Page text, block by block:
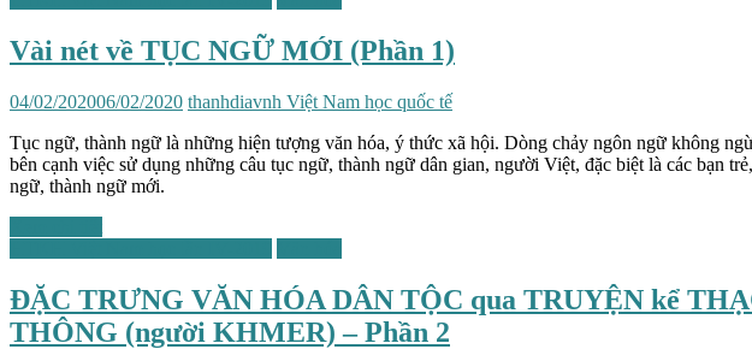
Vài nét về TỤC NGỮ MỚI (Phần 1)
04/02/202006/02/2020 thanhdiavnh Việt Nam học quốc tế
Tục ngữ, thành ngữ là những hiện tượng văn hóa, ý thức xã hội. Dòng chảy ngôn ngữ không
bên cạnh việc sử dụng những câu tục ngữ, thành ngữ dân gian, người Việt, đặc biệt là các
ngữ, thành ngữ mới.
ĐẶC TRƯNG VĂN HÓA DÂN TỘC qua TRUYỆN kể
THÔNG (người KHMER) – Phần 2